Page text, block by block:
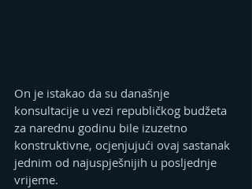
On je istakao da su današnje
konsultacije u vezi republičkog budžeta
za narednu godinu bile izuzetno
konstruktivne, ocjenjujući ovaj sastanak
jednim od najuspješnijih u posljednje
vrijeme.